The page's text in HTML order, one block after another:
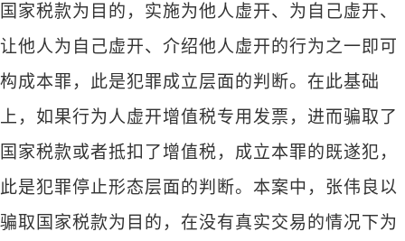
国家税款为目的，实施为他人虚开、为自己虚开、
让他人为自己虚开、介绍他人虚开的行为之一即可
构成本罪，此是犯罪成立层面的判断。在此基础
上，如果行为人虚开增值税专用发票，进而骗取了
国家税款或者抵扣了增值税，成立本罪的既遂犯，
此是犯罪停止形态层面的判断。本案中，张伟良以
骗取国家税款为目的，在没有真实交易的情况下为